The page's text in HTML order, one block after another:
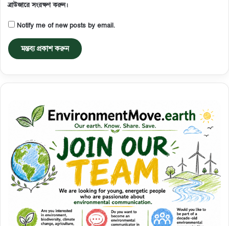
ব্রাউজারে সংরক্ষণ করুন।
Notify me of new posts by email.